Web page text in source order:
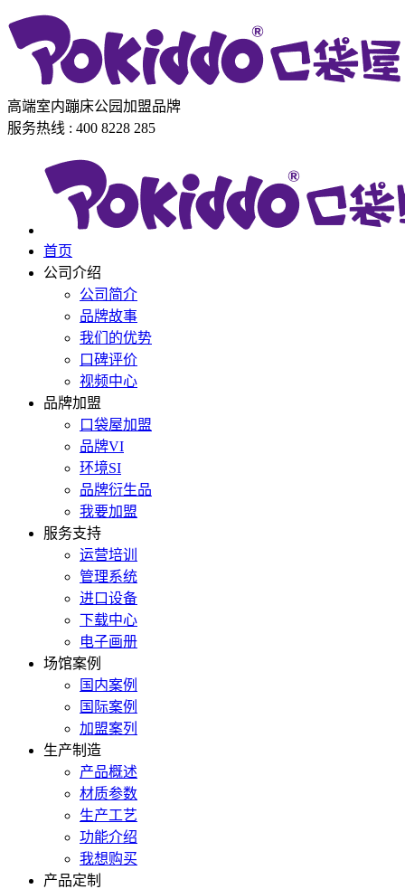
高端室内蹦床公园加盟品牌
服务热线 : 400 8228 285
首页
公司介绍
公司简介
品牌故事
我们的优势
口碑评价
视频中心
品牌加盟
口袋屋加盟
品牌VI
环境SI
品牌衍生品
我要加盟
服务支持
运营培训
管理系统
进口设备
下载中心
电子画册
场馆案例
国内案例
国际案例
加盟案列
生产制造
产品概述
材质参数
生产工艺
功能介绍
我想购买
产品定制